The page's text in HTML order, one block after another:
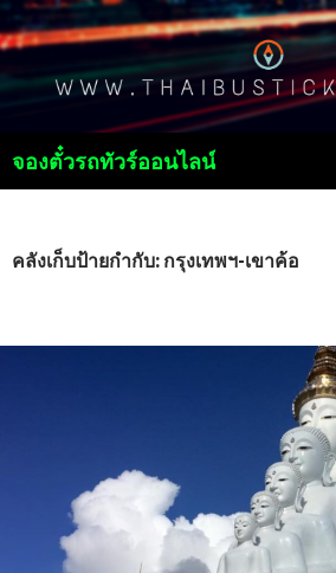
จองตั๋วรถทัวร์ออนไลน์
เนื้อหา
คลังเก็บป้ายกำกับ: กรุงเทพฯ-เขาค้อ